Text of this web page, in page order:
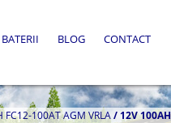
BLOG CONTACT
FC12-100AT AGM VRLA/ 12V